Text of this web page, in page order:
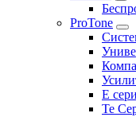
ProTone
E
Te